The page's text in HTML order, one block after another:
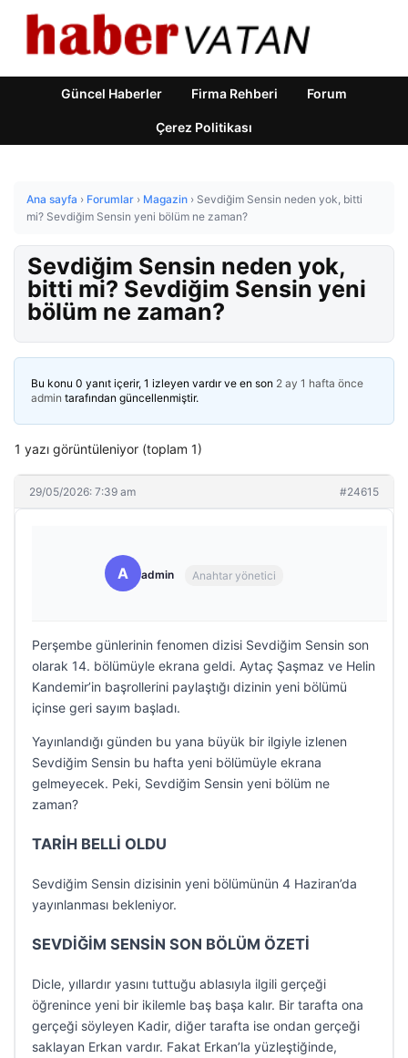
Güncel Haberler Firma Rehberi Forum
Çerez Politikası
Ana sayfa › Forumlar › Magazin › Sevdiğim Sensin neden yok, bitti
mi? Sevdiğim Sensin yeni bölüm ne zaman?
Sevdiğim Sensin neden yok,
bitti mi? Sevdiğim Sensin yeni
bölüm ne zaman?
Bu konu 0 yanıt içerir, 1 izleyen vardır ve en son 2 ay 1 hafta önce
admin tarafından güncellenmiştir.
1 yazı görüntüleniyor (toplam 1)
29/05/2026: 7:39 am #24615
A admin Anahtar yönetici
Perşembe günlerinin fenomen dizisi Sevdiğim Sensin son
olarak 14. bölümüyle ekrana geldi. Aytaç Şaşmaz ve Helin
Kandemir’in başrollerini paylaştığı dizinin yeni bölümü
içinse geri sayım başladı.
Yayınlandığı günden bu yana büyük bir ilgiyle izlenen
Sevdiğim Sensin bu hafta yeni bölümüyle ekrana
gelmeyecek. Peki, Sevdiğim Sensin yeni bölüm ne
zaman?
TARİH BELLİ OLDU
Sevdiğim Sensin dizisinin yeni bölümünün 4 Haziran’da
yayınlanması bekleniyor.
SEVDİĞİM SENSİN SON BÖLÜM ÖZETİ
Dicle, yıllardır yasını tuttuğu ablasıyla ilgili gerçeği
öğrenince yeni bir ikilemle baş başa kalır. Bir tarafta ona
gerçeği söyleyen Kadir, diğer tarafta ise ondan gerçeği
saklayan Erkan vardır. Fakat Erkan’la yüzleştiğinde,